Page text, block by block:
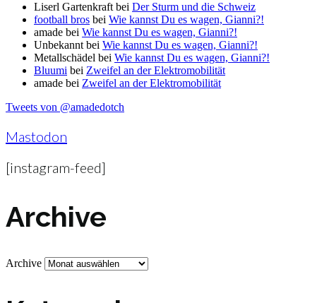
Liserl Gartenkraft bei Der Sturm und die Schweiz
football bros bei Wie kannst Du es wagen, Gianni?!
amade bei Wie kannst Du es wagen, Gianni?!
Unbekannt bei Wie kannst Du es wagen, Gianni?!
Metallschädel bei Wie kannst Du es wagen, Gianni?!
Bluumi bei Zweifel an der Elektromobilität
amade bei Zweifel an der Elektromobilität
Tweets von @amadedotch
Mastodon
[instagram-feed]
Archive
Archive